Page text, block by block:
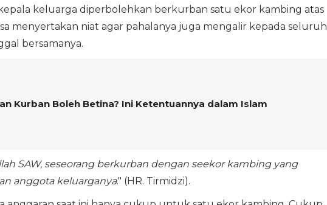
keluarga diperbolehkan berkurban satu ekor kambing atas
menyertakan niat agar pahalanya juga mengalir kepada seluruh
bersamanya.
Kurban Boleh Betina? Ini Ketentuannya dalam Islam
SAW, seseorang berkurban dengan seekor kambing yang
anggota keluarganya." (HR. Tirmidzi).